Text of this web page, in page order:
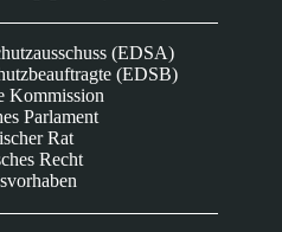
(EDSA)
(EDSB)
Kommission
Parlament
Rat
Recht